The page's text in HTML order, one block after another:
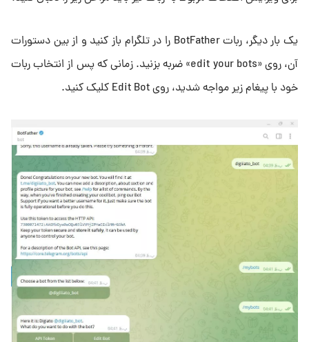
یک بار دیگر، ربات BotFather را در تلگرام باز کنید و از بین دستورات
آن، روی «edit your bots» ضربه بزنید. زمانی که پس از انتخاب ربات
خود با پیغام زیر مواجه شدید، روی Edit Bot کلیک کنید.